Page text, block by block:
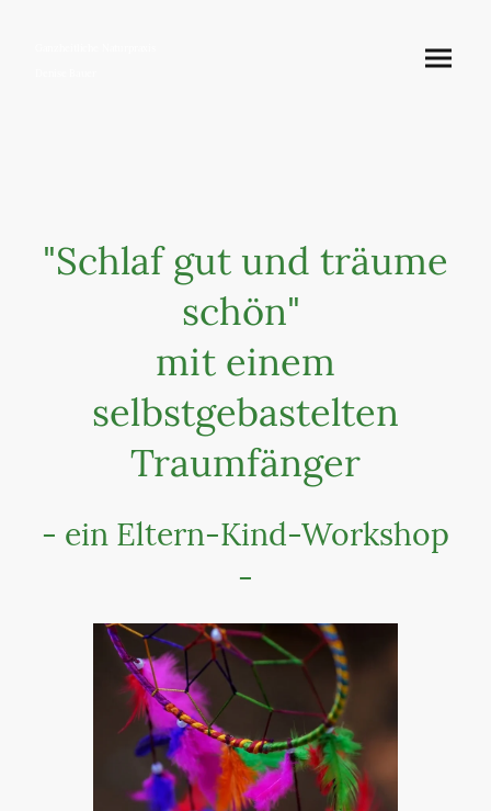
"Schlaf gut und träume
schön"
mit einem
selbstgebastelten
Traumfänger
- ein Eltern-Kind-Workshop
-